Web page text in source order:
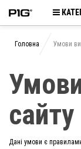
Головна Умови
сайту
Дані умови є